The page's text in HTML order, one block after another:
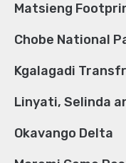
Matsieng
Chobe National
Kgalagadi
Linyati, Selinda
Okavango Delta